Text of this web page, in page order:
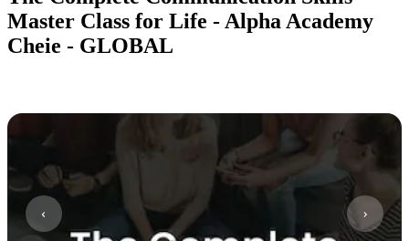
Master Class for Life - Alpha Academy
Cheie - GLOBAL